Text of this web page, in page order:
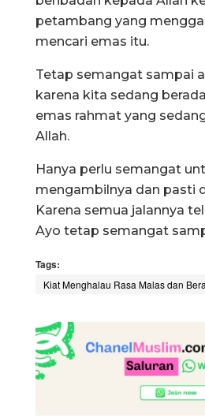
petambang yang
mencari emas itu.
Tetap semangat sampai
karena kita sedang
emas rahmat yang
Allah.
Hanya perlu semangat
mengambilnya dan pasti
Karena semua jalannya
Ayo tetap semangat
Tags:
Kiat Menghalau Rasa Malas dan